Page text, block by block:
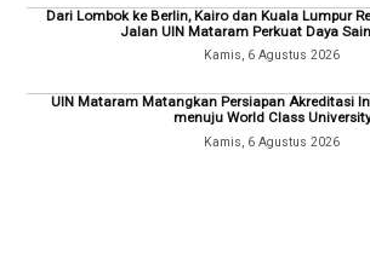
Dari Lombok ke Berlin, Kairo dan Kuala Lumpur
Jalan UIN Mataram Perkuat Daya
Kamis, 6 Agustus 2026
UIN Mataram Matangkan Persiapan Akreditasi
menuju World Class University
Kamis, 6 Agustus 2026